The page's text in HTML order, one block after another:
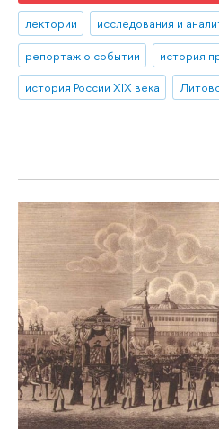
лектории
исследования и
репортаж о событии
история
история России XIX века